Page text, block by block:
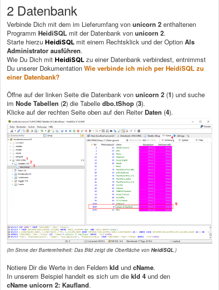
2 Datenbank
Verbinde Dich mit dem im Lieferumfang von unicorn 2 enthaltenen
Programm HeidiSQL mit der Datenbank von unicorn 2.
Starte hierzu HeidiSQL mit einem Rechtsklick und der Option Als
Administrator ausführen.
Wie Du Dich mit HeidiSQL zu einer Datenbank verbindest, entnimmst
Du unserer Dokumentation Wie verbinde ich mich per HeidiSQL zu
einer Datenbank?
Öffne auf der linken Seite die Datenbank von unicorn 2 (1) und suche
im Node Tabellen (2) die Tabelle dbo.tShop (3).
Klicke auf der rechten Seite oben auf den Reiter Daten (4).
(Im Sinne der Barrierefreiheit: Das Bild zeigt die Oberfläche von HeidiSQL .)
Notiere Dir die Werte in den Feldern kId und cName.
In unserem Beispiel handelt es sich um die kId 4 und den
cName unicorn 2: Kaufland.